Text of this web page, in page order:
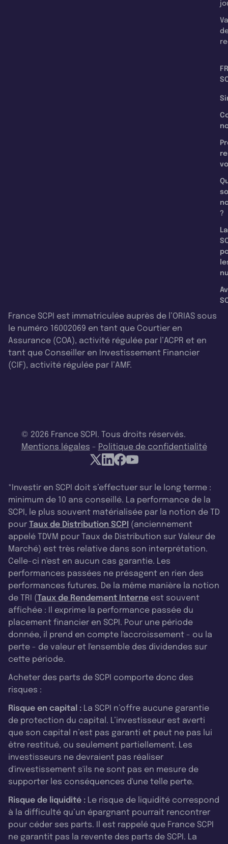
?
La
France SCPI est immatriculée auprès de l’ORIAS sous
le numéro 16002069 en tant que Courtier en
Assurance (COA), activité régulée par l’ACPR et en
tant que Conseiller en Investissement Financier
(CIF), activité régulée par l’AMF.
© 2026 France SCPI. Tous droits réservés.
Mentions légales - Politique de confidentialité
*Investir en SCPI doit s’effectuer sur le long terme :
minimum de 10 ans conseillé. La performance de la
SCPI, le plus souvent matérialisée par la notion de TD
pour Taux de Distribution SCPI (anciennement
appelé TDVM pour Taux de Distribution sur Valeur de
Marché) est très relative dans son interprétation.
Celle-ci n'est en aucun cas garantie. Les
performances passées ne présagent en rien des
performances futures. De la même manière la notion
de TRI (Taux de Rendement Interne est souvent
affichée : Il exprime la performance passée du
placement financier en SCPI. Pour une période
donnée, il prend en compte l'accroissement - ou la
perte - de valeur et l'ensemble des dividendes sur
cette période.
Acheter des parts de SCPI comporte donc des
risques :
Risque en capital : La SCPI n’offre aucune garantie
de protection du capital. L’investisseur est averti
que son capital n’est pas garanti et peut ne pas lui
être restitué, ou seulement partiellement. Les
investisseurs ne devraient pas réaliser
d'investissement s'ils ne sont pas en mesure de
supporter les conséquences d'une telle perte.
Risque de liquidité : Le risque de liquidité correspond
à la difficulté qu’un épargnant pourrait rencontrer
pour céder ses parts. Il est rappelé que France SCPI
ne garantit pas la revente des parts de SCPI. La